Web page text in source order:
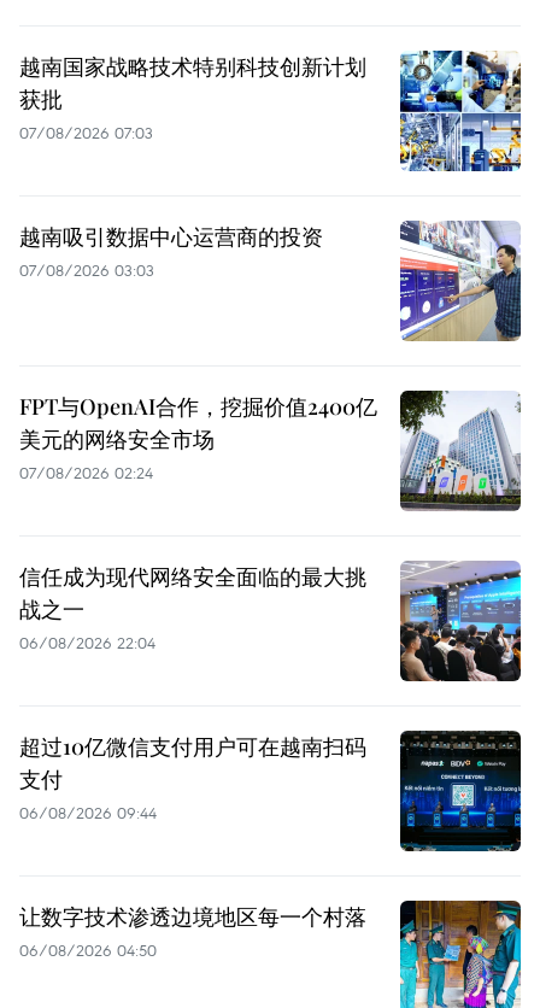
越南国家战略技术特别科技创新计划
获批
07/08/2026 07:03
越南吸引数据中心运营商的投资
07/08/2026 03:03
FPT与OpenAI合作，挖掘价值2400亿
美元的网络安全市场
07/08/2026 02:24
信任成为现代网络安全面临的最大挑
战之一
06/08/2026 22:04
超过10亿微信支付用户可在越南扫码
支付
06/08/2026 09:44
让数字技术渗透边境地区每一个村落
06/08/2026 04:50